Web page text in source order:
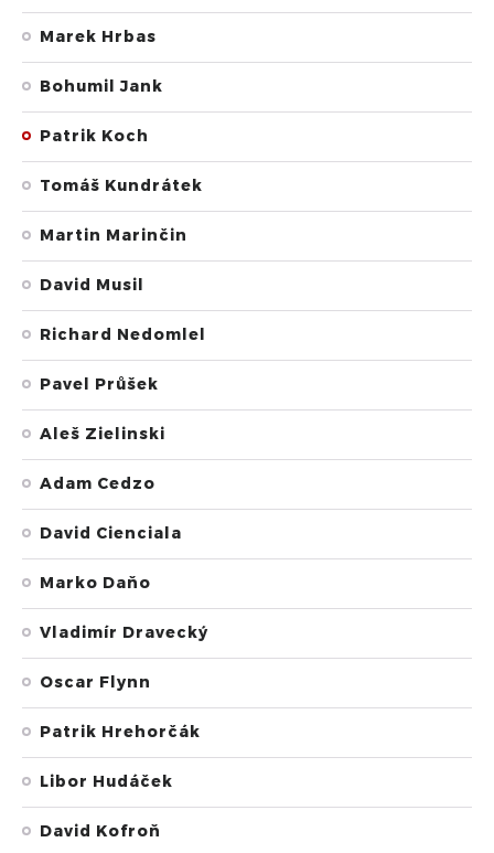
Marek Hrbas
Bohumil Jank
Patrik Koch
Tomáš Kundrátek
Martin Marinčin
David Musil
Richard Nedomlel
Pavel Průšek
Aleš Zielinski
Adam Cedzo
David Cienciala
Marko Daňo
Vladimír Dravecký
Oscar Flynn
Patrik Hrehorčák
Libor Hudáček
David Kofroň